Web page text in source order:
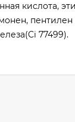
кислота,
пентилен
77499).